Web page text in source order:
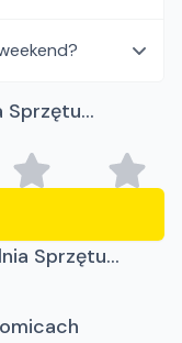
Sprzętu
Sprzętu